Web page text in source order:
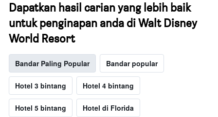
Dapatkan hasil carian yang lebih baik
untuk penginapan anda di Walt Disney
World Resort
Bandar Paling Popular Bandar popular
Hotel 3 bintang Hotel 4 bintang
Hotel 5 bintang Hotel di Florida